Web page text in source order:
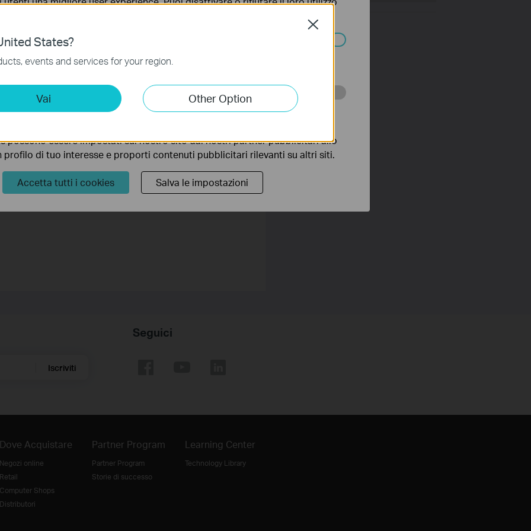
when they’re offline.
at the same time. A newly login user will kick out the
User.
and configuration please go to​
Iscriviti
Seguici
Dove Acquistare
Negozi online
Retail
Computer Shops
Distributori
Partner Program
Partner Program
Storie di successo
Learning Center
Technology Library
States?
events and services for your region.
Vai Other Option
Close
Per maggiori informazioni consulta la nostra
necessari per il corretto funzionamento del sito e non possono essere
Cookies
permettono di analizzare le tue attività sul nostro sito allo scopo di
possono essere impostati sul nostro sito dai nostri partner pubblicitari allo
profilo di tuo interesse e proporti contenuti pubblicitari rilevanti su altri siti.
Accetta tutti i cookies Salva le impostazioni